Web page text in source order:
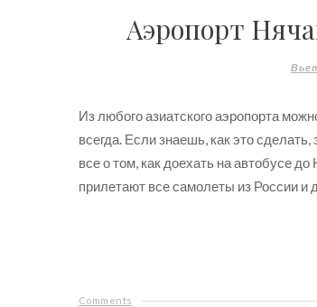
Аэропорт
Из любого азиатского аэропорта
всегда. Если знаешь, как это
все о том, как доехать на автобусе
прилетают все самолеты из России и
Comments